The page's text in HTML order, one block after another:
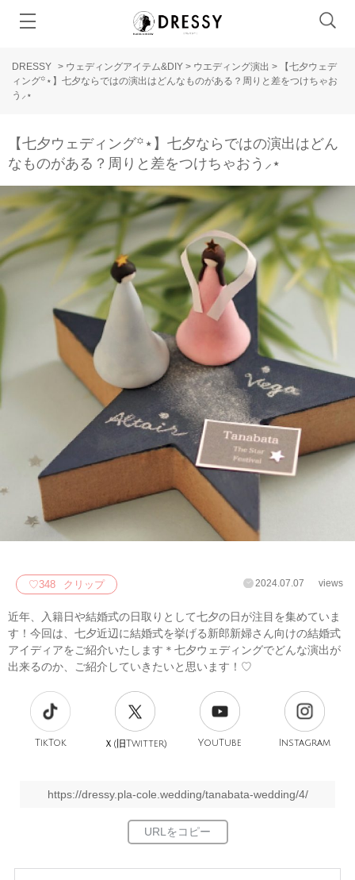
DRESSY > ウェディングアイテム&DIY > ウエディング演出 >
【七夕ウェデ
ィング꙳⋆】七夕ならではの演出はどんなものがある？周りと差をつけちゃお
う⸝⋆
【七夕ウェディング꙳⋆】七夕ならではの演出はどん
なものがある？周りと差をつけちゃおう⸝⋆
♡348 クリップ 2024.07.07 views
近年、入籍日や結婚式の日取りとして七夕の日が注目を集めていま
す！今回は、七夕近辺に結婚式を挙げる新郎新婦さん向けの結婚式
アイディアをご紹介いたします＊七夕ウェディングでどんな演出が
出来るのか、ご紹介していきたいと思います！♡
TikTok Ｘ(旧Twitter) YouTube Instagram
https://dressy.pla-cole.wedding/tanabata-wedding/4/